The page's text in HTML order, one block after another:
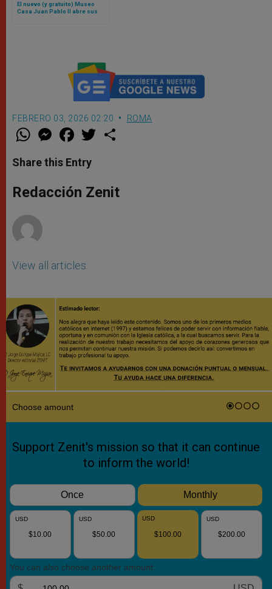
El nuevo (y gratuito) Museo
Casa Juan Pablo II abre sus
FEBRERO 03, 2026 02:20 ROMA
W
t
s
p
p
M
e
s
e
g
e
F
a
e
b
o
k
w
r
Share this Entry
Redacción Zenit
View all articles